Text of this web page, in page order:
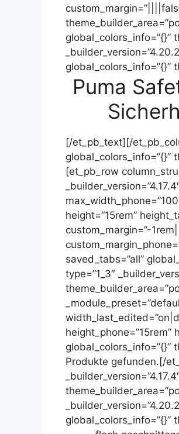
global_colors_info=”{}”
global_colors_info=”{}”
Puma
[/et_pb_text][/
global_colors_info=”{}”
[et_pb_row
height=”15rem”
custom_margin=”-
saved_tabs=”all”
type=”1_3″
height_phone=”15rem”
global_colors_info=”{}”
Produkte gefunden.[/
global_colors_info=”{}”